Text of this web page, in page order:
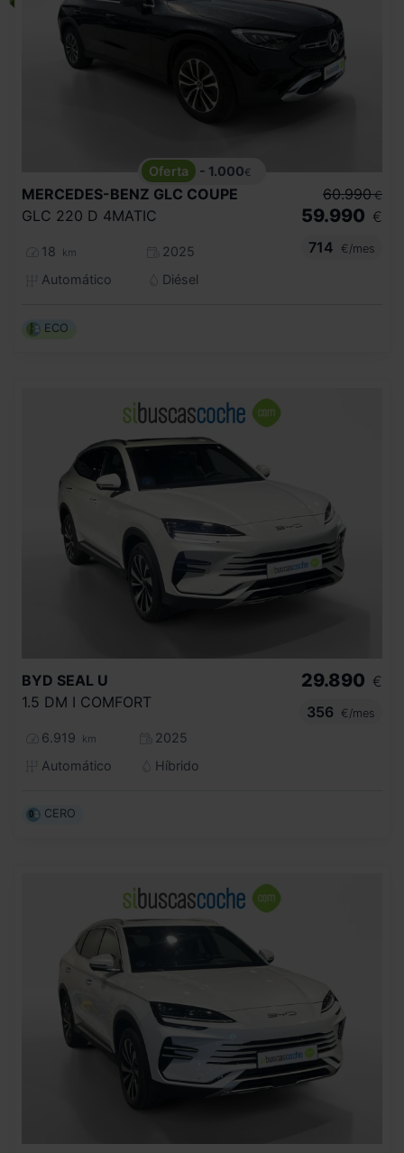
- 1.000€
MERCEDES-BENZ GLC COUPE
GLC 220 D 4MATIC
18 km
2025
Automático
Diésel
60.990 €
59.990 €
714
€/mes
ECO
BYD SEAL U
1.5 DM I COMFORT
6.919 km
2025
Automático
Híbrido
29.890 €
356
€/mes
CERO